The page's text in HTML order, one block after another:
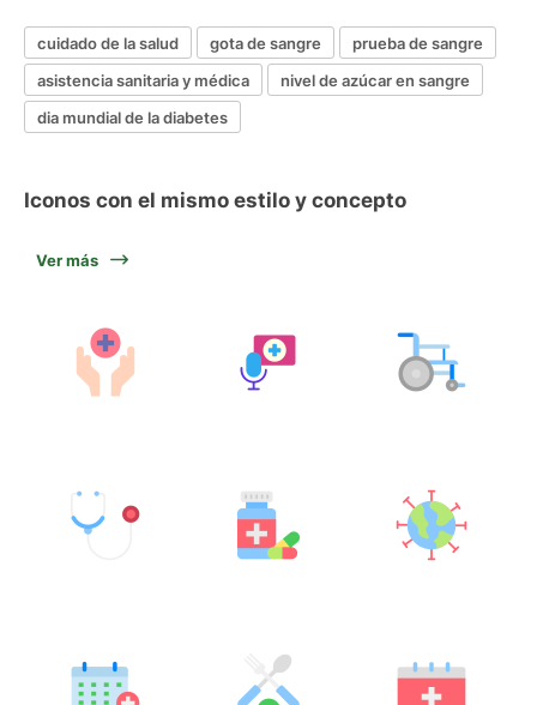
cuidado de la salud gota de sangre
prueba de sangre
asistencia sanitaria y médica
nivel de azúcar en sangre
dia mundial de la diabetes
Iconos con el mismo estilo y concepto
Ver más